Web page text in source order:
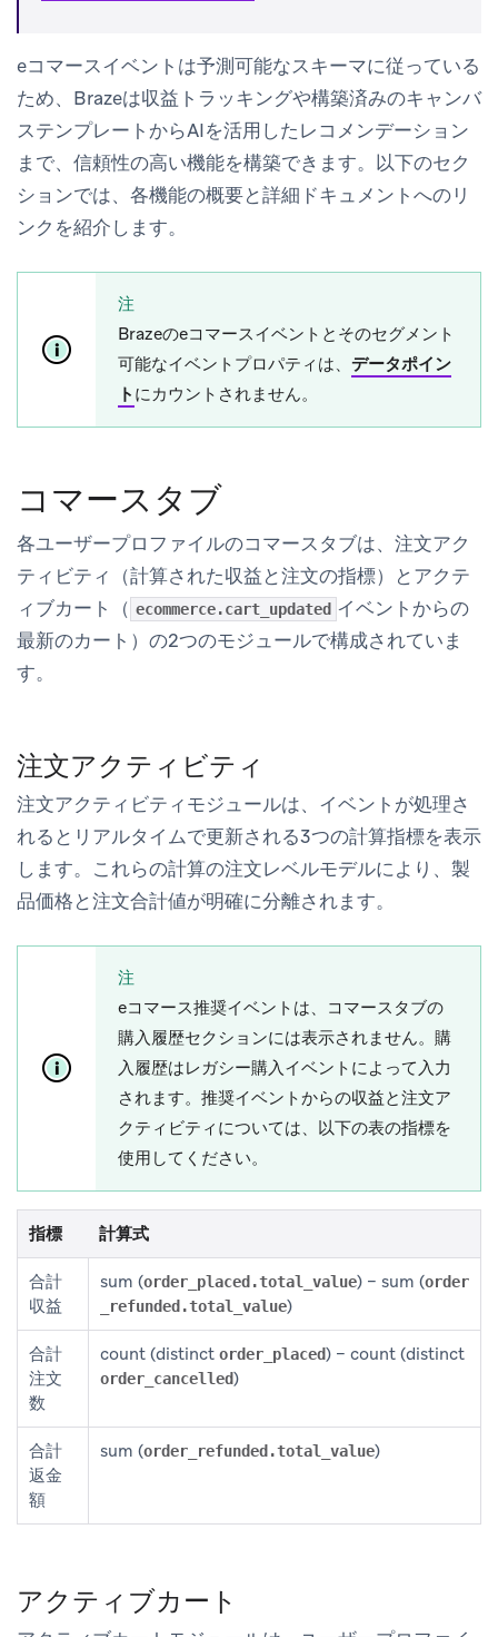
eコマースイベントは予測可能なスキーマに従っている
ため、Brazeは収益トラッキングや構築済みのキャンバ
ステンプレートからAIを活用したレコメンデーション
まで、信頼性の高い機能を構築できます。以下のセク
ションでは、各機能の概要と詳細ドキュメントへのリ
ンクを紹介します。
注
Brazeのeコマースイベントとそのセグメント
可能なイベントプロパティは、 データポイン
ト にカウントされません。
コマースタブ
各ユーザープロファイルのコマースタブは、 注文アク
ティビティ
（計算された収益と注文の指標）とアクテ
ィブカート
（ ecommerce.cart_updated イベントからの
最新のカート）の2つのモジュールで構成されていま
す。
注文アクティビティ
注文アクティビティモジュールは、イベントが処理さ
れるとリアルタイムで更新される3つの計算指標を表示
します。これらの計算の注文レベルモデルにより、製
品価格と注文合計値が明確に分離されます。
注
eコマース推奨イベントは、 コマース タブの
購入履歴セクションには表示されません。購
入履歴はレガシー購入イベントによって入力
されます。推奨イベントからの収益と注文ア
クティビティについては、以下の表の指標を
使用してください。
指標 計算式
合計
収益
sum (order_placed.total_value) − sum (order
_refunded.total_value)
合計
注文
数
count (distinct order_placed) − count (distinct
order_cancelled)
合計
返金
額
sum (order_refunded.total_value)
アクティブカート